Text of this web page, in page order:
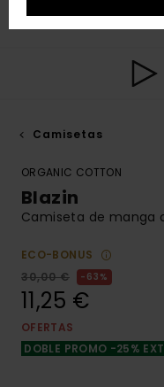
Camisetas
ORGANIC COTTON
Blazin
Camiseta de manga
ECO-BONUS
30,00 €
63%
11,25 €
OFERTAS
DOBLE PROMO -25%